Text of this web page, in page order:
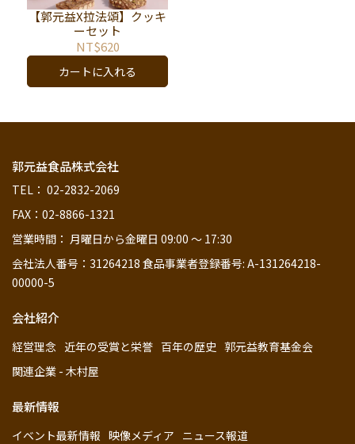
【郭元益X拉法頌】クッキ
ーセット
NT$620
カートに入れる
郭元益食品株式会社
TEL： 02-2832-2069
FAX：02-8866-1321
営業時間： 月曜日から金曜日 09:00 ～ 17:30
会社法人番号：31264218 食品事業者登録番号: A-131264218-
00000-5
会社紹介
経営理念 近年の受賞と栄誉 百年の歴史 郭元益教育基金会
関連企業 - 木村屋
最新情報
イベント最新情報 映像メディア ニュース報道